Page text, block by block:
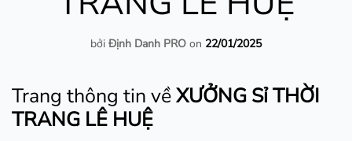
bởi Định Danh PRO on 22/01/2025
Trang thông tin vềXƯỞNG Sỉ THỜI
TRANG LÊ HUỆ